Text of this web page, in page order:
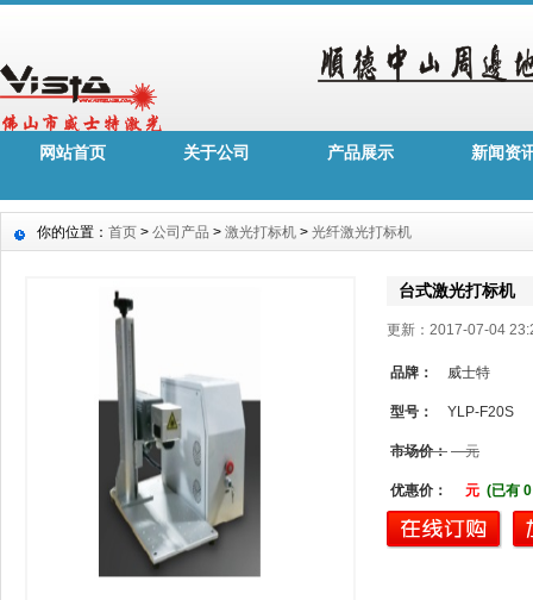
网站首页 关于公司 产品展示 新闻资
你的位置： 首页 > 公司产品 > 激光打标机 > 光纤激光打标机
台式激光打标机
更新：2017-07-04
品牌： 威士特
型号： YLP-F20S
市场价： 元
优惠价： 元 (已有